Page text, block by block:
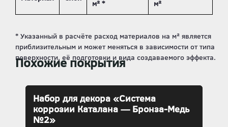
м² * м²
Похожие покрытия
Набор для декора «Система
коррозии Каталана — Бронза-Медь
№2»